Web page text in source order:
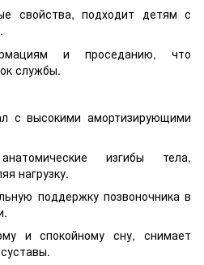
свойства, подходит детям с
и проседанию, что
службы.
с высокими амортизирующими
изгибы тела,
нагрузку.
поддержку позвоночника в
и спокойному сну, снимает